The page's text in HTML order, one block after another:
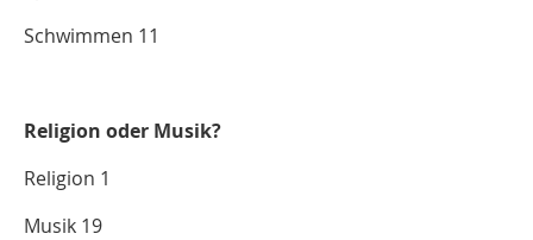
Schwimmen 11
Religion oder Musik?
Religion 1
Musik 19